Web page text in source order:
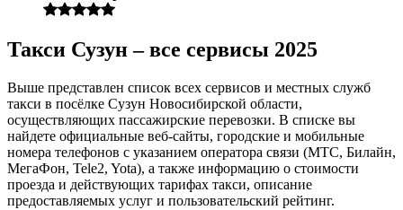
Такси Сузун – все сервисы 2025
Выше представлен список всех сервисов и местных служб
такси в посёлке Сузун Новосибирской области,
осуществляющих пассажирские перевозки. В списке вы
найдете официальные веб-сайты, городские и мобильные
номера телефонов с указанием оператора связи (МТС, Билайн,
МегаФон, Tele2, Yota), а также информацию о стоимости
проезда и действующих тарифах такси, описание
предоставляемых услуг и пользовательский рейтинг.